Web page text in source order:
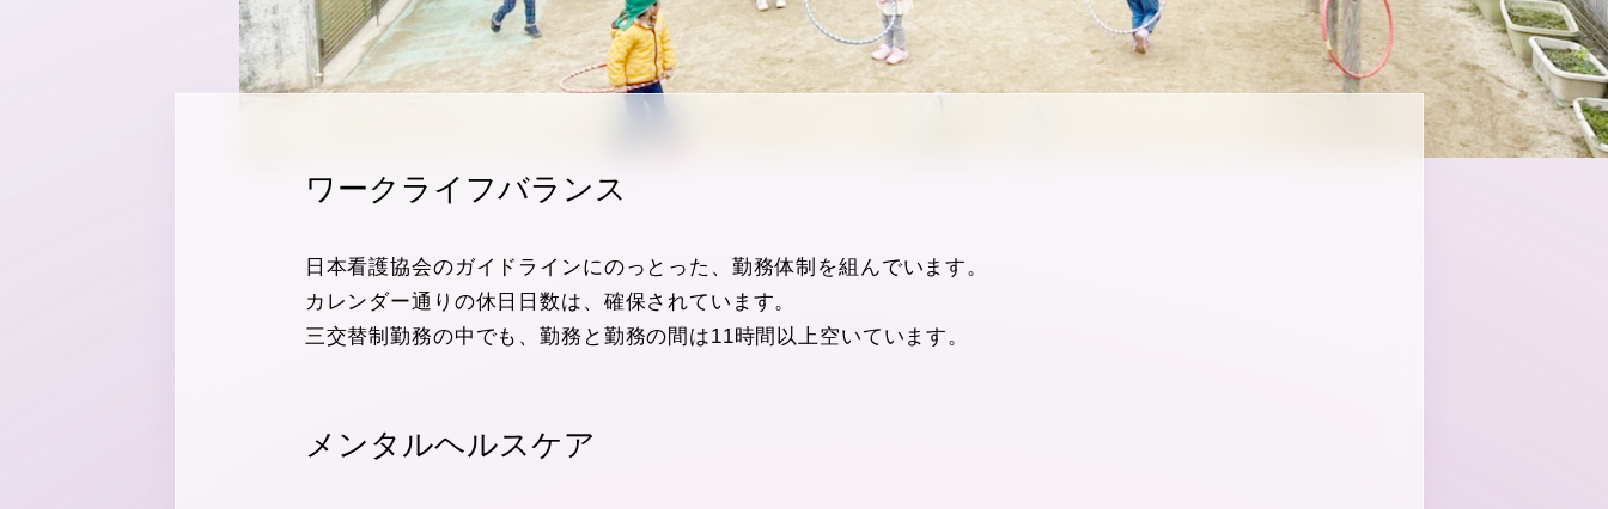
ワークライフバランス
日本看護協会のガイドラインにのっとった、勤務体制を組んでいます。
カレンダー通りの休日日数は、確保されています。
三交替制勤務の中でも、勤務と勤務の間は11時間以上空いています。
メンタルヘルスケア